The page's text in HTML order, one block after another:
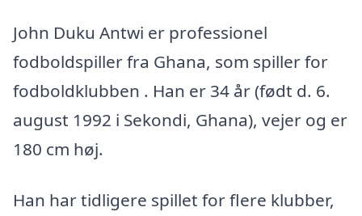
John Duku Antwi er professionel
fodboldspiller fra Ghana, som spiller for
fodboldklubben . Han er 34 år (født d. 6.
august 1992 i Sekondi, Ghana), vejer og er
180 cm høj.
Han har tidligere spillet for flere klubber,